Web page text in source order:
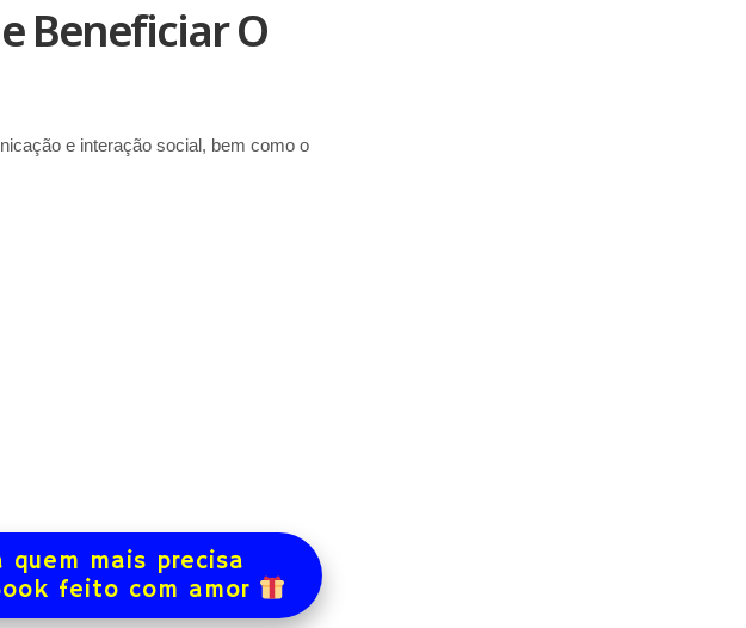
Beneficiar O
e interação social, bem como o
mais precisa
feito com amor